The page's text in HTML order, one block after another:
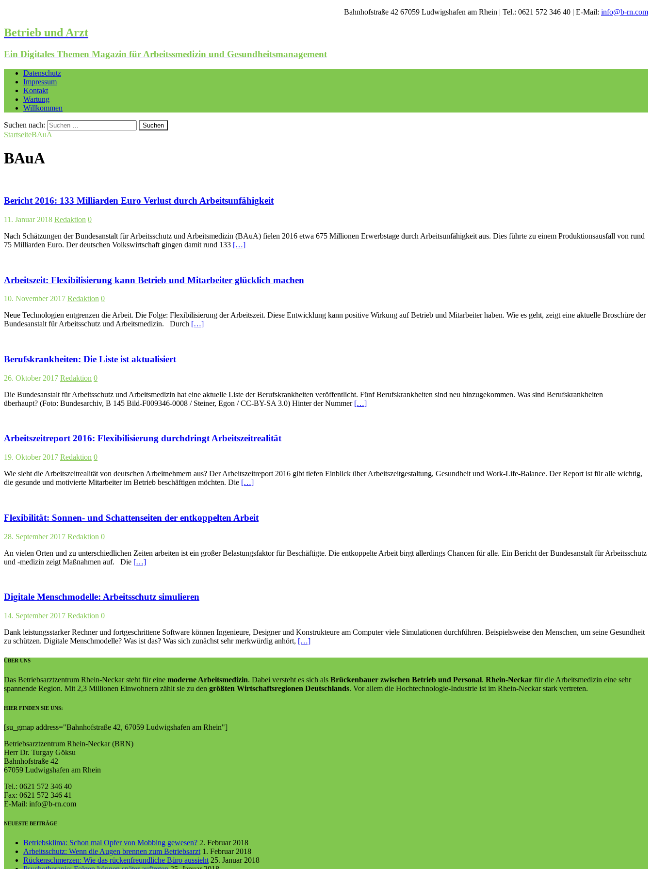
Bahnhofstraße 42 67059 Ludwigshafen am Rhein | Tel.: 0621 572 346 40 | E-Mail: info@b-rn.com
Betrieb und Arzt
Ein Digitales Themen Magazin für Arbeitssmedizin und Gesundheitsmanagement
Datenschutz
Impressum
Kontakt
Wartung
Willkommen
Suchen nach:
StartseiteBAuA
BAuA
Bericht 2016: 133 Milliarden Euro Verlust durch Arbeitsunfähigkeit
11. Januar 2018 Redaktion 0
Nach Schätzungen der Bundesanstalt für Arbeitsschutz und Arbeitsmedizin (BAuA) fielen 2016 etwa 675 Millionen Erwerbstage durch Arbeitsunfähigkeit aus. Dies führte zu einem Produktionsausfall von rund
75 Milliarden Euro. Der deutschen Volkswirtschaft gingen damit rund 133 […]
Arbeitszeit: Flexibilisierung kann Betrieb und Mitarbeiter glücklich machen
10. November 2017 Redaktion 0
Neue Technologien entgrenzen die Arbeit. Die Folge: Flexibilisierung der Arbeitszeit. Diese Entwicklung kann positive Wirkung auf Betrieb und Mitarbeiter haben. Wie es geht, zeigt eine aktuelle Broschüre der
Bundesanstalt für Arbeitsschutz und Arbeitsmedizin. Durch […]
Berufskrankheiten: Die Liste ist aktualisiert
26. Oktober 2017 Redaktion 0
Die Bundesanstalt für Arbeitsschutz und Arbeitsmedizin hat eine aktuelle Liste der Berufskrankheiten veröffentlicht. Fünf Berufskrankheiten sind neu hinzugekommen. Was sind Berufskrankheiten
überhaupt? (Foto: Bundesarchiv, B 145 Bild-F009346-0008 / Steiner, Egon / CC-BY-SA 3.0) Hinter der Nummer […]
Arbeitszeitreport 2016: Flexibilisierung durchdringt Arbeitszeitrealität
19. Oktober 2017 Redaktion 0
Wie sieht die Arbeitszeitrealität von deutschen Arbeitnehmern aus? Der Arbeitszeitreport 2016 gibt tiefen Einblick über Arbeitszeitgestaltung, Gesundheit und Work-Life-Balance. Der Report ist für alle wichtig,
die gesunde und motivierte Mitarbeiter im Betrieb beschäftigen möchten. Die […]
Flexibilität: Sonnen- und Schattenseiten der entkoppelten Arbeit
28. September 2017 Redaktion 0
An vielen Orten und zu unterschiedlichen Zeiten arbeiten ist ein großer Belastungsfaktor für Beschäftigte. Die entkoppelte Arbeit birgt allerdings Chancen für alle. Ein Bericht der Bundesanstalt für Arbeitsschutz
und -medizin zeigt Maßnahmen auf. Die […]
Digitale Menschmodelle: Arbeitsschutz simulieren
14. September 2017 Redaktion 0
Dank leistungsstarker Rechner und fortgeschrittene Software können Ingenieure, Designer und Konstrukteure am Computer viele Simulationen durchführen. Beispielsweise den Menschen, um seine Gesundheit
zu schützen. Digitale Menschmodelle? Was ist das? Was sich zunächst sehr merkwürdig anhört, […]
ÜBER UNS
Das Betriebsarztzentrum Rhein-Neckar steht für eine moderne Arbeitsmedizin. Dabei versteht es sich als Brückenbauer zwischen Betrieb und Personal. Rhein-Neckar für die Arbeitsmedizin eine sehr
spannende Region. Mit 2,3 Millionen Einwohnern zählt sie zu den größten Wirtschaftsregionen Deutschlands. Vor allem die Hochtechnologie-Industrie ist im Rhein-Neckar stark vertreten.
HIER FINDEN SIE UNS:
[su_gmap address="Bahn­hof­straße 42, 67059 Lud­wigs­ha­fen am Rhein"]
Betriebsarztzentrum Rhein-Neckar (BRN)
Herr Dr. Turgay Göksu
Bahnhofstraße 42
67059 Ludwigshafen am Rhein
Tel.: 0621 572 346 40
Fax: 0621 572 346 41
E-Mail: info@b-rn.com
NEUESTE BEITRÄGE
Betriebsklima: Schon mal Opfer von Mobbing gewesen? 2. Februar 2018
Arbeitsschutz: Wenn die Augen brennen zum Betriebsarzt 1. Februar 2018
Rückenschmerzen: Wie das rückenfreundliche Büro aussieht 25. Januar 2018